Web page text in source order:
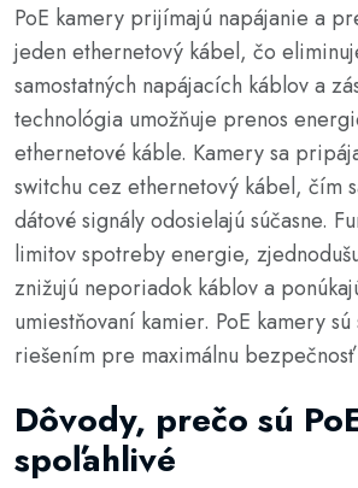
PoE kamery prijímajú napájanie a
jeden ethernetový kábel, čo
samostatných napájacích káblov a
technológia umožňuje prenos
ethernetové káble. Kamery sa
switchu cez ethernetový kábel, čím
dátové signály odosielajú súčasne.
limitov spotreby energie,
znižujú neporiadok káblov a
umiestňovaní kamier. PoE kamery
riešením pre maximálnu
Dôvody, prečo sú
spoľahlivé